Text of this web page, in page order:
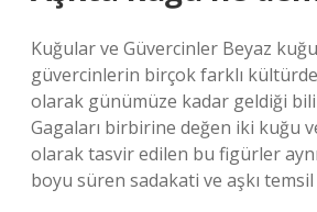
Kuğular ve Güvercinler Beyaz
güvercinlerin birçok farklı
olarak günümüze kadar geldiği
Gagaları birbirine değen iki kuğu
olarak tasvir edilen bu figürler
boyu süren sadakati ve aşkı temsil